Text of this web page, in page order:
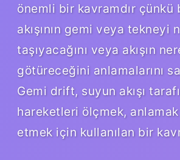
önemli bir kavramdır çünkü
akışının gemi veya tekneyi
taşıyacağını veya akışın
götüreceğini anlamalarını
Gemi drift, suyun akışı
hareketleri ölçmek,
etmek için kullanılan bir